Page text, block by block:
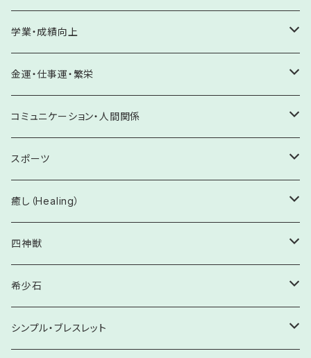
パロサント
アメジスト
シリスタミスト
アロマスプレー
セレナイト
ワンド
金剛杵
鈴
アロマオイル
7月 ルビー
8月 ペリドット・サードオニキス・スピネル
夢を見つける・夢の実現
がん予防・克服のお守り
循環器系・血液疾患
術前・術後の安定と快方
感染予防
ケガ予防・克服
友情・絆
出逢い・良縁成就
恋愛成就
結婚・家庭円満
復縁
妊活・不妊解消
子宝
安産
学業・成績向上
夢や目標を見つける
やる気UP・成績向上
やる気UP・向上心
記憶力向上・暗記
受験・試験
うっかり・ケアレスミス防止
不安解消・プレッシャーに打ち勝つ
目標達成
金運・仕事運・繁栄
金運向上
収入UP・おこづかいUP・臨時収入
貯蓄・蓄財
商売繁盛・事業発展
実力向上・発揮
事業拡大・発展
昇進・昇格
就職・転職
転機を生む
才能開花・実力発揮
コミュニケーション・人間関係
人間関係向上
家族・親子・兄弟・親族
学校・塾・習い事
会話力向上
集中力・意思伝達
緊張緩和・誤解解消
和解・仲直り
積極性
スポーツ
運動能力の開花・才能発揮
ケガ予防・トラブル防止・ステージの魔物除け
仲間との調和・上下関係良好へ
チャンスをつかむ・勝利
癒し（Healing）
不安解消
心身を癒す
悲しみを希望へ
四神獣
【8㎜】四神獣ブレスレット
【10㎜】四神獣ブレスレット
希少石
原石
シンプル・ブレスレット